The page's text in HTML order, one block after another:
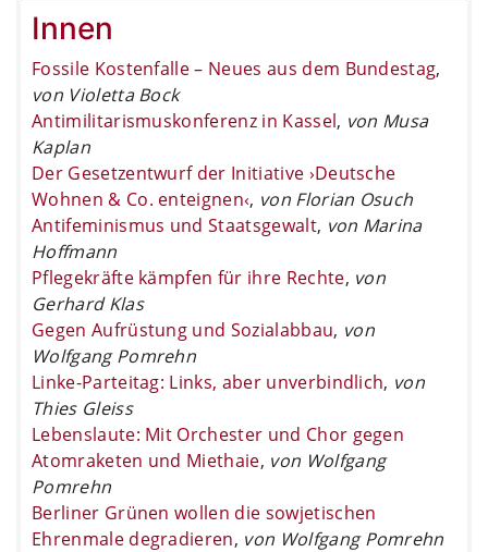
Innen
Fossile Kostenfalle – Neues aus dem Bundestag,
von Violetta Bock
Antimilitarismuskonferenz in Kassel, von Musa
Kaplan
Der Gesetzentwurf der Initiative ›Deutsche
Wohnen & Co. enteignen‹, von Florian Osuch
Antifeminismus und Staatsgewalt, von Marina
Hoffmann
Pflegekräfte kämpfen für ihre Rechte, von
Gerhard Klas
Gegen Aufrüstung und Sozialabbau, von
Wolfgang Pomrehn
Linke-Parteitag: Links, aber unverbindlich, von
Thies Gleiss
Lebenslaute: Mit Orchester und Chor gegen
Atomraketen und Miethaie, von Wolfgang
Pomrehn
Berliner Grünen wollen die sowjetischen
Ehrenmale degradieren, von Wolfgang Pomrehn